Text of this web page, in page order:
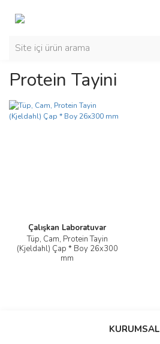
Protein Tayini
Çalışkan Laboratuvar
Tüp, Cam, Protein Tayin
(Kjeldahl) Çap * Boy 26x300
mm
KURUMSAL